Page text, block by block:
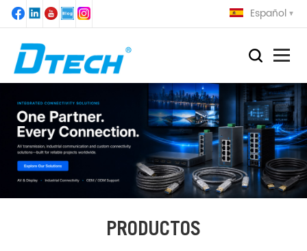
Español
PRODUCTOS